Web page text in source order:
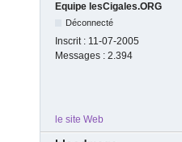
Equipe lesCigales.ORG
Déconnecté
Inscrit : 11-07-2005
Messages : 2.394
le site Web